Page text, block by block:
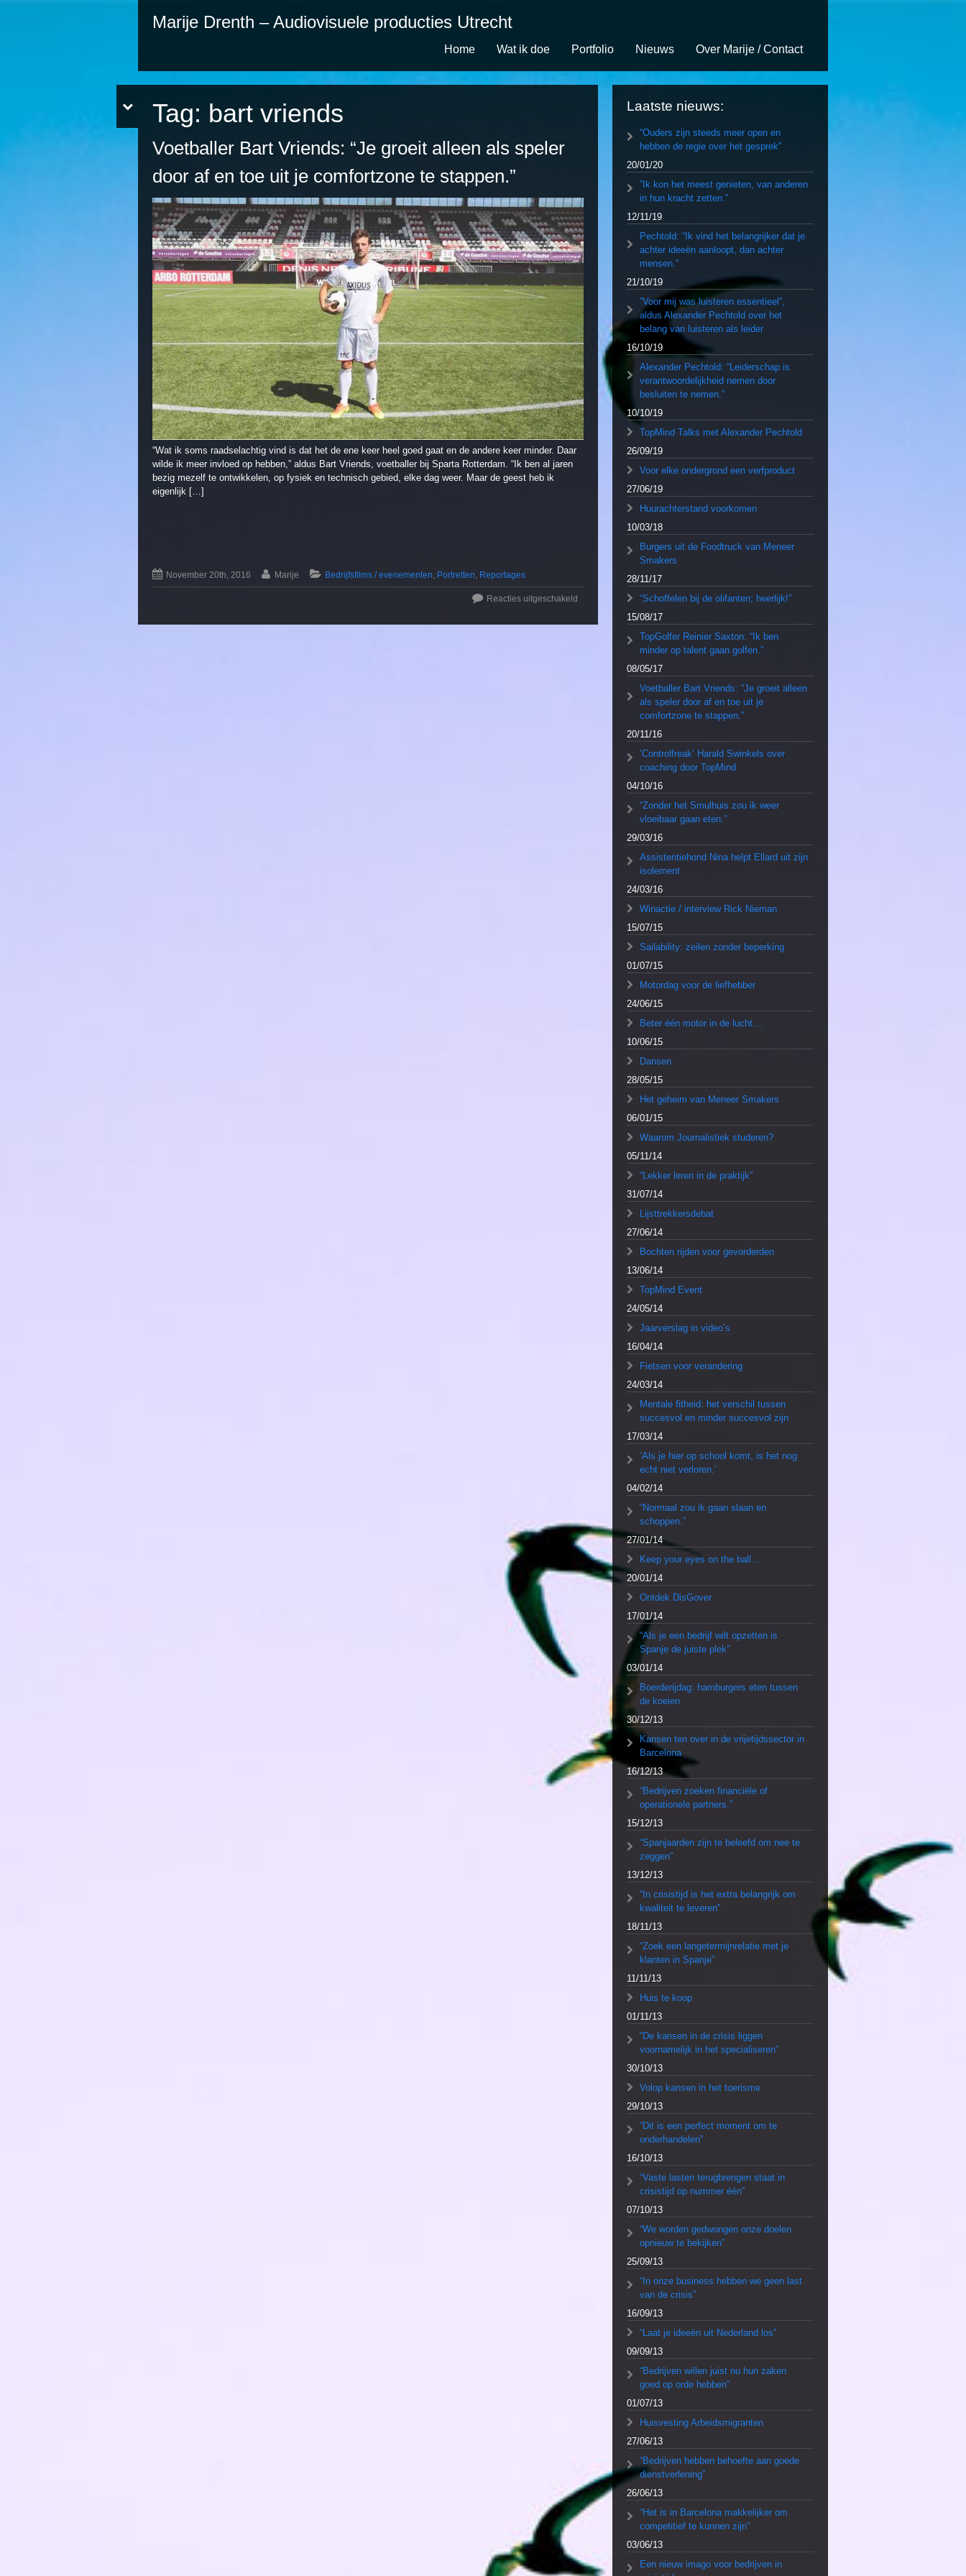
Marije Drenth – Audiovisuele producties Utrecht
Home Wat ik doe Portfolio Nieuws Over Marije / Contact
Tag: bart vriends
Voetballer Bart Vriends: “Je groeit alleen als speler
door af en toe uit je comfortzone te stappen.”
“Wat ik soms raadselachtig vind is dat het de ene keer heel goed gaat en de andere keer minder. Daar
wilde ik meer invloed op hebben,” aldus Bart Vriends, voetballer bij Sparta Rotterdam. “Ik ben al jaren
bezig mezelf te ontwikkelen, op fysiek en technisch gebied, elke dag weer. Maar de geest heb ik
eigenlijk […]
November 20th, 2016 Marije Bedrijfsfilms / evenementen, Portretten, Reportages
Reacties uitgeschakeld
Laatste nieuws:
“Ouders zijn steeds meer open en
hebben de regie over het gesprek”
20/01/20
”Ik kon het meest genieten, van anderen
in hun kracht zetten.”
12/11/19
Pechtold: “Ik vind het belangrijker dat je
achter ideeën aanloopt, dan achter
mensen.”
21/10/19
”Voor mij was luisteren essentieel”,
aldus Alexander Pechtold over het
belang van luisteren als leider
16/10/19
Alexander Pechtold: “Leiderschap is
verantwoordelijkheid nemen door
besluiten te nemen.”
10/10/19
TopMind Talks met Alexander Pechtold
26/09/19
Voor elke ondergrond een verfproduct
27/06/19
Huurachterstand voorkomen
10/03/18
Burgers uit de Foodtruck van Meneer
Smakers
28/11/17
“Schoffelen bij de olifanten; heerlijk!”
15/08/17
TopGolfer Reinier Saxton: “Ik ben
minder op talent gaan golfen.”
08/05/17
Voetballer Bart Vriends: “Je groeit alleen
als speler door af en toe uit je
comfortzone te stappen.”
20/11/16
’Controlfreak’ Harald Swinkels over
coaching door TopMind
04/10/16
“Zonder het Smulhuis zou ik weer
vloeibaar gaan eten.”
29/03/16
Assistentiehond Nina helpt Ellard uit zijn
isolement
24/03/16
Winactie / interview Rick Nieman
15/07/15
Sailability: zeilen zonder beperking
01/07/15
Motordag voor de liefhebber
24/06/15
Beter één motor in de lucht…
10/06/15
Dansen
28/05/15
Het geheim van Meneer Smakers
06/01/15
Waarom Journalistiek studeren?
05/11/14
“Lekker leren in de praktijk”
31/07/14
Lijsttrekkersdebat
27/06/14
Bochten rijden voor gevorderden
13/06/14
TopMind Event
24/05/14
Jaarverslag in video’s
16/04/14
Fietsen voor verandering
24/03/14
Mentale fitheid: het verschil tussen
succesvol en minder succesvol zijn
17/03/14
‘Als je hier op school komt, is het nog
echt niet verloren.’
04/02/14
“Normaal zou ik gaan slaan en
schoppen.”
27/01/14
Keep your eyes on the ball…
20/01/14
Ontdek DisGover
17/01/14
“Als je een bedrijf wilt opzetten is
Spanje de juiste plek”
03/01/14
Boerderijdag: hamburgers eten tussen
de koeien
30/12/13
Kansen ten over in de vrijetijdssector in
Barcelona
16/12/13
“Bedrijven zoeken financiële of
operationele partners.”
15/12/13
“Spanjaarden zijn te beleefd om nee te
zeggen”
13/12/13
“In crisistijd is het extra belangrijk om
kwaliteit te leveren”
18/11/13
“Zoek een langetermijnrelatie met je
klanten in Spanje”
11/11/13
Huis te koop
01/11/13
“De kansen in de crisis liggen
voornamelijk in het specialiseren”
30/10/13
Volop kansen in het toerisme
29/10/13
“Dit is een perfect moment om te
onderhandelen”
16/10/13
“Vaste lasten terugbrengen staat in
crisistijd op nummer één”
07/10/13
“We worden gedwongen onze doelen
opnieuw te bekijken”
25/09/13
“In onze business hebben we geen last
van de crisis”
16/09/13
“Laat je ideeën uit Nederland los”
09/09/13
“Bedrijven willen juist nu hun zaken
goed op orde hebben”
01/07/13
Huisvesting Arbeidsmigranten
27/06/13
“Bedrijven hebben behoefte aan goede
dienstverlening”
26/06/13
“Het is in Barcelona makkelijker om
competitief te kunnen zijn”
03/06/13
Een nieuw imago voor bedrijven in